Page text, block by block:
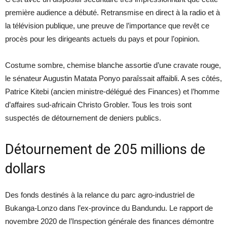
première audience a débuté. Retransmise en direct à la radio et à
la télévision publique, une preuve de l’importance que revêt ce
procès pour les dirigeants actuels du pays et pour l’opinion.
Costume sombre, chemise blanche assortie d’une cravate rouge,
le sénateur Augustin Matata Ponyo paraîssait affaibli. A ses côtés,
Patrice Kitebi (ancien ministre-délégué des Finances) et l’homme
d’affaires sud-africain Christo Grobler. Tous les trois sont
suspectés de détournement de deniers publics.
Détournement de 205 millions de
dollars
Des fonds destinés à la relance du parc agro-industriel de
Bukanga-Lonzo dans l’ex-province du Bandundu. Le rapport de
novembre 2020 de l’Inspection générale des finances démontre